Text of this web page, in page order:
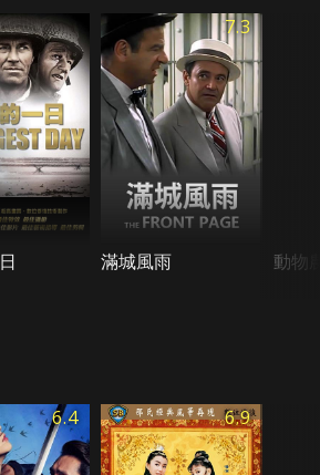
7.3
滿城風雨 動物
6.4 6.9